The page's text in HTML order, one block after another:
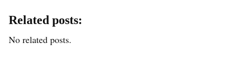
Related posts:
No related posts.